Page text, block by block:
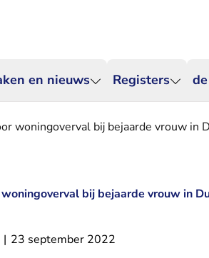
en nieuws Registers
woningoverval bij bejaarde vrouw in
bij bejaarde vrouw in
| 23 september 2022